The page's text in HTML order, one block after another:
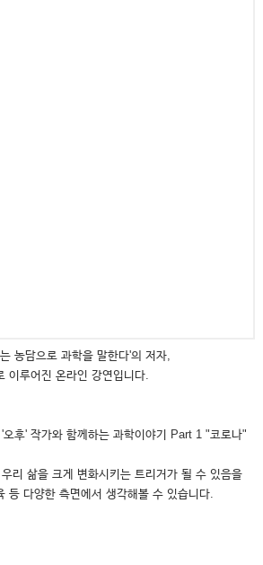
농담으로 과학을 말한다'의 저자,
이루어진 온라인 강연입니다.
후' 작가와 함께하는 과학이야기 Part 1 "코로나"
리 삶을 크게 변화시키는 트리거가 될 수 있음을
등 다양한 측면에서 생각해볼 수 있습니다.